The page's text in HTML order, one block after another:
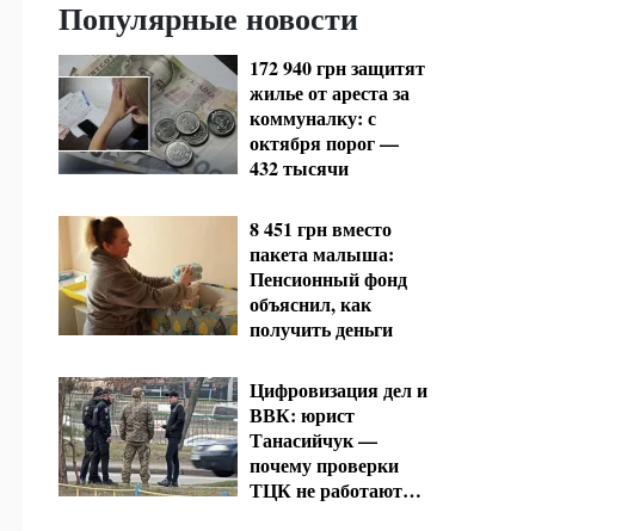
Популярные новости
172 940 грн защитят
жилье от ареста за
коммуналку: с
октября порог —
432 тысячи
8 451 грн вместо
пакета малыша:
Пенсионный фонд
объяснил, как
получить деньги
Цифровизация дел и
ВВК: юрист
Танасийчук —
почему проверки
ТЦК не работают